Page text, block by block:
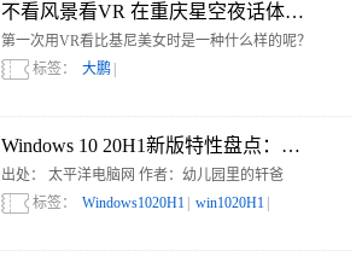
不看风景看VR 在重庆星空夜话体验大朋
第一次用VR看比基尼美女时是一种什么样的呢？
标签：
大鹏
Windows 10 20H1新版特性盘点：趋于完美
出处： 太平洋电脑网 作者：幼儿园里的轩爸
标签：
Windows1020H1 win1020H1